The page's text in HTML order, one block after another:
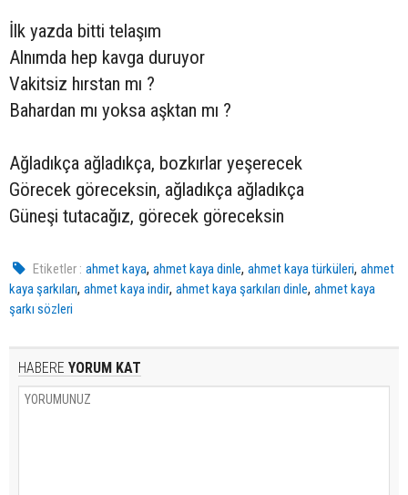
İlk yazda bitti telaşım
Alnımda hep kavga duruyor
Vakitsiz hırstan mı ?
Bahardan mı yoksa aşktan mı ?
Ağladıkça ağladıkça, bozkırlar yeşerecek
Görecek göreceksin, ağladıkça ağladıkça
Güneşi tutacağız, görecek göreceksin
Etiketler : ahmet kaya,ahmet kaya dinle,ahmet kaya türküleri,ahmet
kaya şarkıları, ahmet kaya indir, ahmet kaya şarkıları dinle, ahmet kaya
şarkı sözleri
HABERE YORUM KAT